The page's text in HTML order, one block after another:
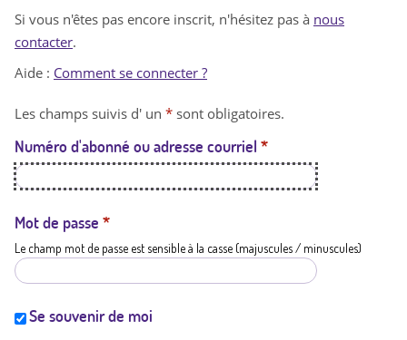
n
t
a
t
i
Si vous n'êtes pas encore inscrit, n'hésitez pas à nous
contacter.
Aide : Comment se connecter ?
Les champs suivis d' un * sont obligatoires.
Numéro d'abonné ou adresse courriel *
Mot de passe *
Le champ mot de passe est sensible à la casse (majuscules / minuscules)
Se souvenir de moi